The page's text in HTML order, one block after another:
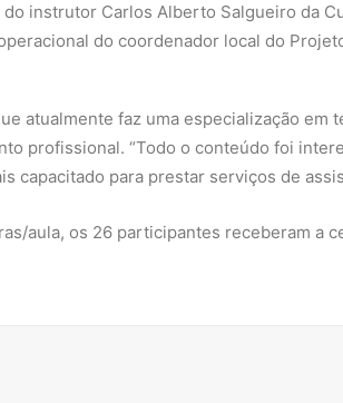
instrutor Carlos Alberto Salgueiro da
do coordenador local do
atualmente faz uma especialização em
profissional. “Todo o conteúdo foi
capacitado para prestar serviços de
aula, os 26 participantes receberam a